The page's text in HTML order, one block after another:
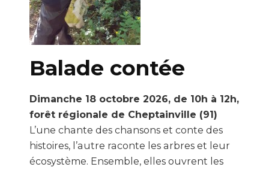
Balade contée
Dimanche 18 octobre 2026, de 10h à 12h,
forêt régionale de Cheptainville (91)
L’une chante des chansons et conte des
histoires, l’autre raconte les arbres et leur
écosystème. Ensemble, elles ouvrent les